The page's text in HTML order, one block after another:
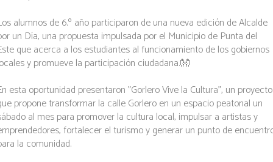
alumnos de 6.º año participaron de una nueva edición de Alcalde
un Día, una propuesta impulsada por el Municipio de Punta del
que acerca a los estudiantes al funcionamiento de los gobiernos
y promueve la participación ciudadana.👐
esta oportunidad presentaron "Gorlero Vive la Cultura", un proyecto
propone transformar la calle Gorlero en un espacio peatonal un
al mes para promover la cultura local, impulsar a artistas y
fortalecer el turismo y generar un punto de
la comunidad.